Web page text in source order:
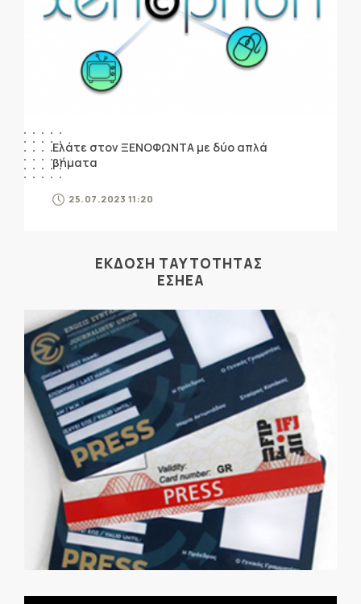
Ελάτε στον ΞΕΝΟΦΩΝΤΑ με δύο απλά
βήματα
25.07.2023 11:20
ΕΚΔΟΣΗ ΤΑΥΤΟΤΗΤΑΣ
ΕΣΗΕΑ